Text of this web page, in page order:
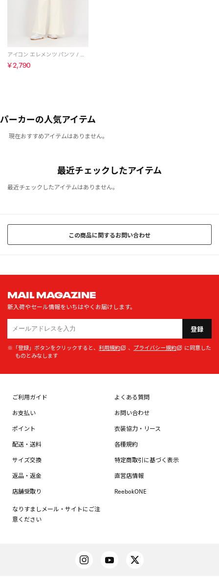
アイコン エレメンツ パンツ / ICON ELEMENTS FT PANT （チョーク）
￥2,790
パーカーの人気アイテム
現在おすすめアイテムはありません。
最近チェックしたアイテム
最近チェックしたアイテムはありません。
この商品に関するお問い合わせ
MAIL MAGAZINE
新入荷やセール情報をいちはやくお届けします。
登録
※「登録」ボタンをクリックすると、 利用規約 、 プライバシー規約
に同意した
ものとみなします
ご利用ガイド
お支払い
ポイント
配送・送料
サイズ交換
返品・返金
店舗受取り
なりすましメール・サイトにご注
意ください
よくある質問
お問い合わせ
衣装協力・リース
各種規約
特定商取引に基づく表示
直営店情報
ReebokONE